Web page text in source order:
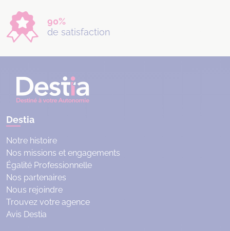
90%
de satisfaction
Destia
Notre histoire
Nos missions et engagements
Égalité Professionnelle
Nos partenaires
Nous rejoindre
Trouvez votre agence
Avis Destia